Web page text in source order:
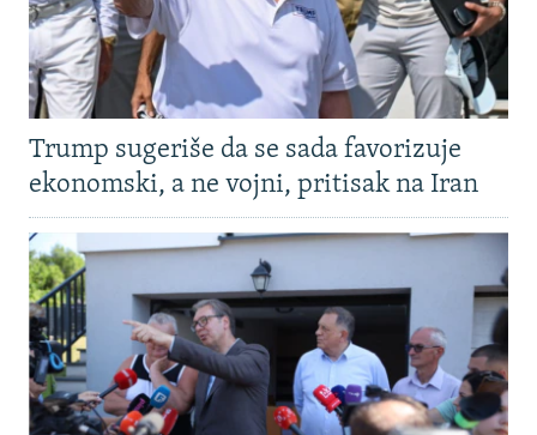
Trump sugeriše da se sada favorizuje
ekonomski, a ne vojni, pritisak na Iran